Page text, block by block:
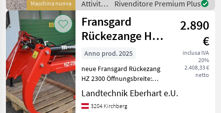
Macchina nuova
bestmöglich aufzunehme
Attività
forestali
e
lavorazione
del
legno /
Rivenditore Premium Plus
Fransgard
Rückezange HZ
2300
2.890
€
inclusa IVA
20%
2.408,33 €
netto
Anno prod. 2025
neue Fransgard Rückezang
HZ 2300 Öffnungsbreite:
2300 mm Hydraulische
Anschlüsse: 2
doppelwirkend erforderlich
Landtechnik Eberhart e.U.
3204 Kirchberg